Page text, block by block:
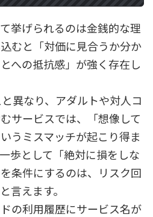
挙げられるのは金銭的な理
むと「対価に見合うか分か
への抵抗感」が強く存在し
異なり、アダルトや対人コ
サービスでは、「想像して
うミスマッチが起こり得ま
歩として「絶対に損をしな
条件にするのは、リスク回
言えます。
の利用履歴にサービス名が